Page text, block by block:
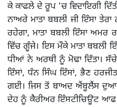
ਕੇ ਕਾਫਲੇ ਦੇ ਰੂਪ ’ਚ ਵਿਦਾਇਗੀ
ਨਾਅਰੇ ਮਾਤਾ ਬਬਲੀ ਜੀ ਇੰਸਾ
ਰਹੇਗਾ, ਮਾਤਾ ਬਬਲੀ ਇੰਸਾ
ਵਿੱਚ ਗੂੰਜੇ। ਇਸ ਮੌਕੇ ਮਾਤਾ ਬਬਲੀ
ਧੀਆਂ ਨੇ ਅਰਥੀ ਨੂੰ ਮੋਢਾ ਦਿੱਤਾ।
ਇੰਸਾਂ, ਧੰਨ ਸਿੰਘ ਇੰਸਾਂ, ਭੈਣ
ਗਈ। ਜਿਸ ਤੋਂ ਬਾਅਦ ਐਂਬੂਲੈਂਸ
ਦੇਹ ਨੂੰ ਕੈਰੀਅਰ ਇੰਸਟੀਚਿਊਟ